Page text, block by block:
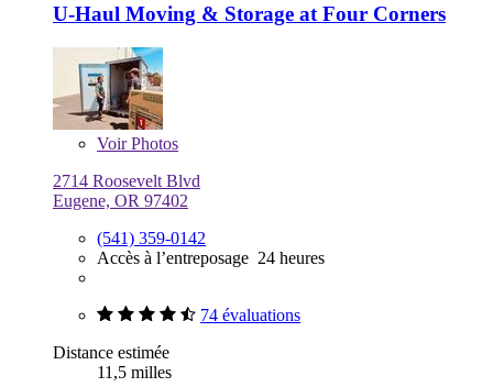
U-Haul Moving & Storage at Four Corners
VoirPhotos
2714 Roosevelt Blvd
Eugene, OR 97402
(541) 359-0142
Accès à l’entreposage 24 heures
74 évaluations
Distance estimée
11,5 milles